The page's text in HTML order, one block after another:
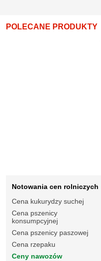
POLECANE PRODUKTY
Notowania cen rolniczych
Cena kukurydzy suchej
Cena pszenicy
konsumpcyjnej
Cena pszenicy paszowej
Cena rzepaku
Ceny nawozów